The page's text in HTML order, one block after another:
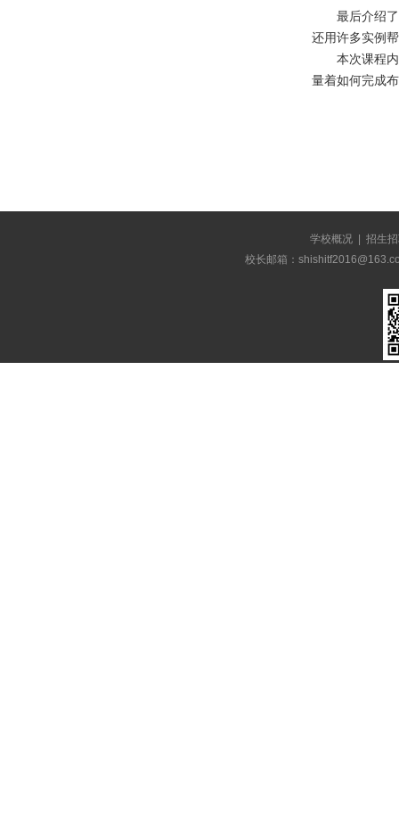
最后介绍
还用许多实例
本次课程
量着如何完成
学校概况
招生
校长邮箱：